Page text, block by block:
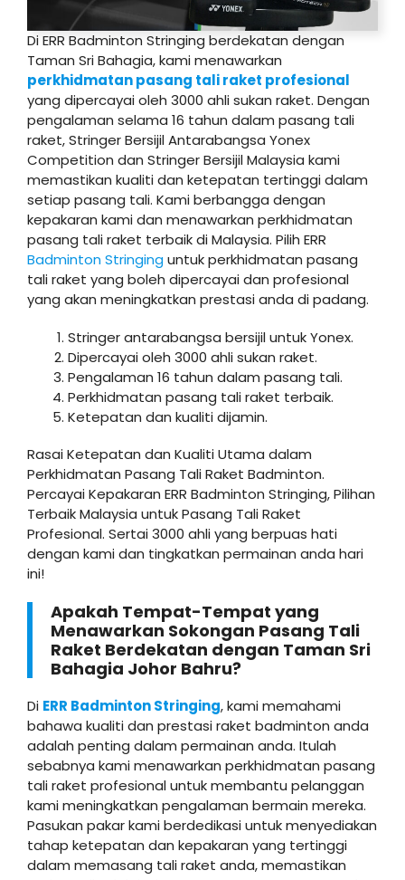
Di ERR Badminton Stringing berdekatan dengan
Taman Sri Bahagia, kami menawarkan
perkhidmatan pasang tali raket profesional
yang dipercayai oleh 3000 ahli sukan raket. Dengan
pengalaman selama 16 tahun dalam pasang tali
raket, Stringer Bersijil Antarabangsa Yonex
Competition dan Stringer Bersijil Malaysia kami
memastikan kualiti dan ketepatan tertinggi dalam
setiap pasang tali. Kami berbangga dengan
kepakaran kami dan menawarkan perkhidmatan
pasang tali raket terbaik di Malaysia. Pilih ERR
Badminton Stringinguntuk perkhidmatan pasang
tali raket yang boleh dipercayai dan profesional
yang akan meningkatkan prestasi anda di padang.
Stringer antarabangsa bersijil untuk Yonex.
Dipercayai oleh 3000 ahli sukan raket.
Pengalaman 16 tahun dalam pasang tali.
Perkhidmatan pasang tali raket terbaik.
Ketepatan dan kualiti dijamin.
Rasai Ketepatan dan Kualiti Utama dalam
Perkhidmatan Pasang Tali Raket Badminton.
Percayai Kepakaran ERR Badminton Stringing, Pilihan
Terbaik Malaysia untuk Pasang Tali Raket
Profesional. Sertai 3000 ahli yang berpuas hati
dengan kami dan tingkatkan permainan anda hari
ini!
Apakah Tempat-Tempat yang
Menawarkan Sokongan Pasang Tali
Raket Berdekatan dengan Taman Sri
Bahagia Johor Bahru?
Di ERR Badminton Stringing, kami memahami
bahawa kualiti dan prestasi raket badminton anda
adalah penting dalam permainan anda. Itulah
sebabnya kami menawarkan perkhidmatan pasang
tali raket profesional untuk membantu pelanggan
kami meningkatkan pengalaman bermain mereka.
Pasukan pakar kami berdedikasi untuk menyediakan
tahap ketepatan dan kepakaran yang tertinggi
dalam memasang tali raket anda, memastikan